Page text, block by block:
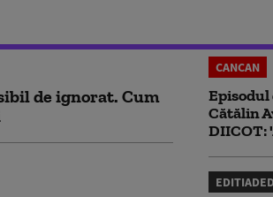
de ignorat. Cum
CANCAN
Cătălin
DIICOT: